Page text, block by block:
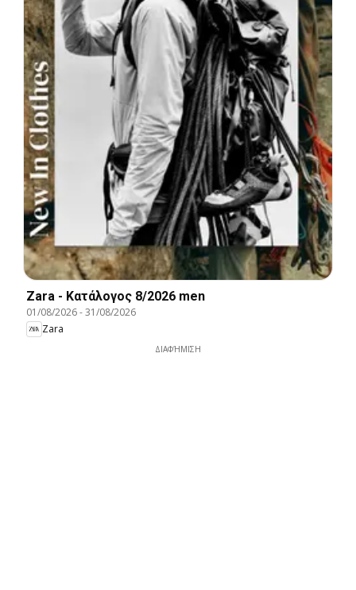
Zara - Kατάλογος 8/2026 men
01/08/2026-31/08/2026
Zara
ΔΙΑΦΉΜΙΣΗ